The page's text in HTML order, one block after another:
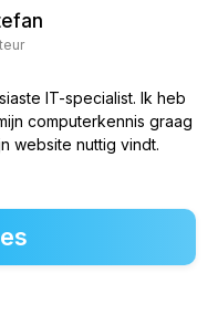
IT-specialist. Ik heb
computerkennis graag
website nuttig vindt.